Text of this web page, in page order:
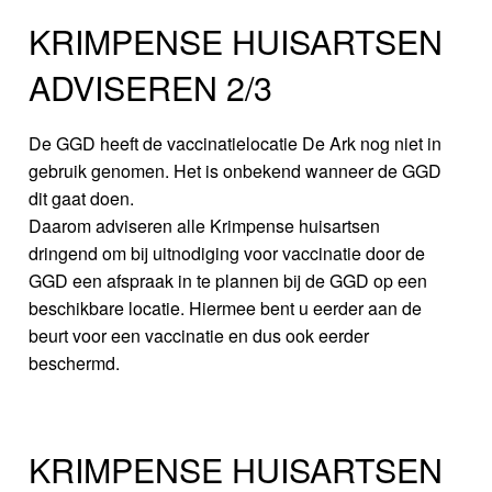
KRIMPENSE HUISARTSEN
ADVISEREN 2/3
De GGD heeft de vaccinatielocatie De Ark nog niet in
gebruik genomen. Het is onbekend wanneer de GGD
dit gaat doen.
Daarom adviseren alle Krimpense huisartsen
dringend om bij uitnodiging voor vaccinatie door de
GGD een afspraak in te plannen bij de GGD op een
beschikbare locatie. Hiermee bent u eerder aan de
beurt voor een vaccinatie en dus ook eerder
beschermd.
KRIMPENSE HUISARTSEN